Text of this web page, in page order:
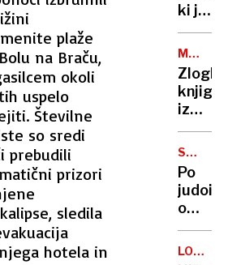
plaže
na Braču,
okoli
uspelo
Številne
so sredi
prebudili
prizori
sledila
hotela in
mest"
sploh
ki je
s
živela
v
jami:
»Ljudje
so
MOJ
BOJ
knjiga
iz
ki je
pred
100
leti
prihod
SPOLNE
Po
o
še
LOS